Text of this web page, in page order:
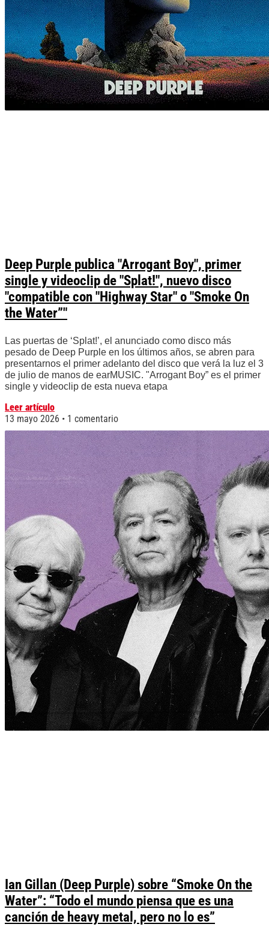
Deep Purple publica "Arrogant Boy", primer
single y videoclip de "Splat!", nuevo disco
"compatible con "Highway Star" o "Smoke On
the Water”"
Las puertas de ‘Splat!’, el anunciado como disco más
pesado de Deep Purple en los últimos años, se abren para
presentarnos el primer adelanto del disco que verá la luz el 3
de julio de manos de earMUSIC. "Arrogant Boy” es el primer
single y videoclip de esta nueva etapa
Leer artículo
13 mayo 2026
1 comentario
Ian Gillan (Deep Purple) sobre “Smoke On the
Water”: “Todo el mundo piensa que es una
canción de heavy metal, pero no lo es”